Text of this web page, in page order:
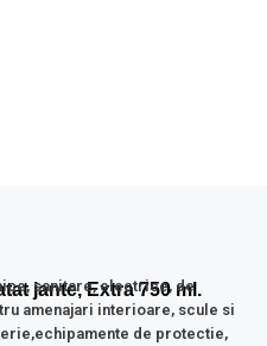
sanitare, electrice, de
amenajari interioare, scule si
de protectie,